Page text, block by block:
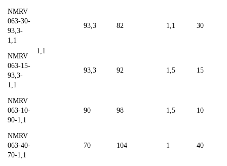
1,1
NMRV
063-30-
93,3-
1,1
93,3 82 1,1 30
NMRV
063-15-
93,3-
1,1
93,3 92 1,5 15
NMRV
063-10-
90-1,1
90 98 1,5 10
NMRV
063-40-
70-1,1
70 104 1 40